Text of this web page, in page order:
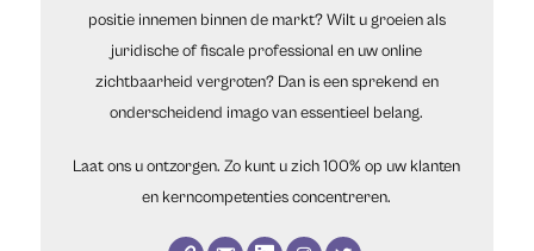
positie innemen binnen de markt? Wilt u groeien als
juridische of fiscale professional en uw online
zichtbaarheid vergroten? Dan is een sprekend en
onderscheidend imago van essentieel belang.
Laat ons u ontzorgen. Zo kunt u zich 100% op uw klanten
en kerncompetenties concentreren.